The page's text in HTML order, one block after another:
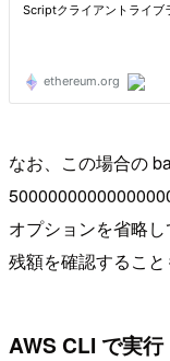
なお、この場合の
オプションを省略
残額を確認すること
AWS CLI で実行